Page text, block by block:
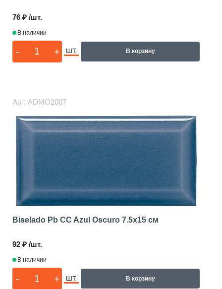
76 ₽ /шт.
В наличии
- + шт. В корзину
Арт. ADMO2007
Biselado Pb CC Azul Oscuro 7.5x15 см
92 ₽ /шт.
В наличии
- + шт. В корзину